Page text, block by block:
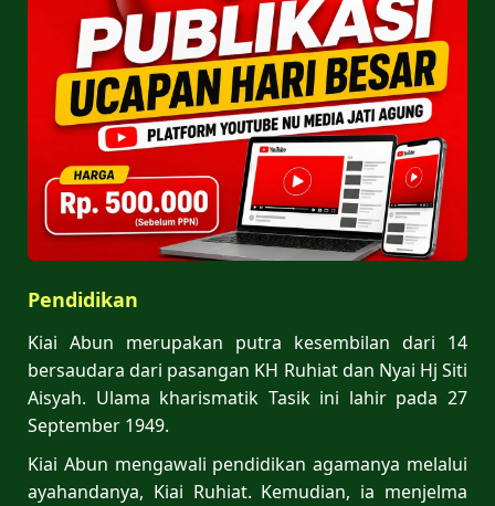
Pendidikan
Kiai Abun merupakan putra kesembilan dari 14
bersaudara dari pasangan KH Ruhiat dan Nyai Hj Siti
Aisyah. Ulama kharismatik Tasik ini lahir pada 27
September 1949.
Kiai Abun mengawali pendidikan agamanya melalui
ayahandanya, Kiai Ruhiat. Kemudian, ia menjelma